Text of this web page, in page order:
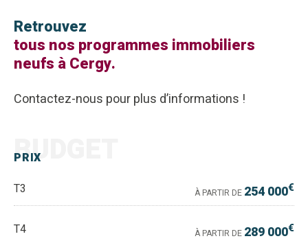
Retrouvez
tous nos programmes immobiliers
neufs à Cergy.
Contactez-nous pour plus d’informations !
PRIX
BUDGET
T3 À PARTIR DE 254 000€
T4 À PARTIR DE 289 000€